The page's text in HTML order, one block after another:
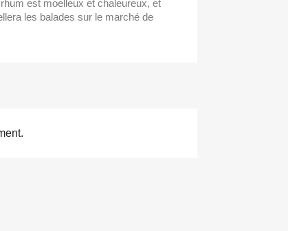
est moelleux et chaleureux, et
les balades sur le marché de